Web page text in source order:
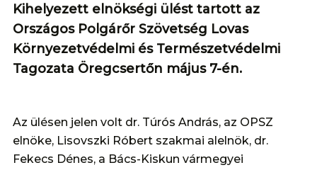
Kihelyezett elnökségi ülést tartott az
Országos Polgárőr Szövetség Lovas
Környezetvédelmi és Természetvédelmi
Tagozata Öregcsertőn május 7-én.
Az ülésen jelen volt dr. Túrós András, az OPSZ
elnöke, Lisovszki Róbert szakmai alelnök, dr.
Fekecs Dénes, a Bács-Kiskun vármegyei